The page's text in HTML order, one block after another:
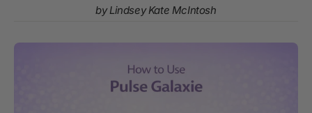
by Lindsey Kate McIntosh